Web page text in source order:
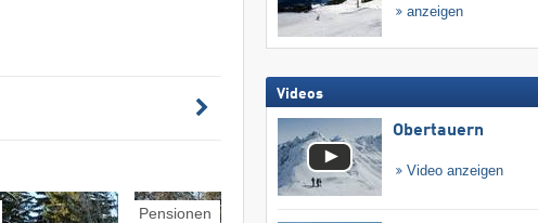
Pensionen
anzeigen
Videos
Obertauern
Video anzeigen